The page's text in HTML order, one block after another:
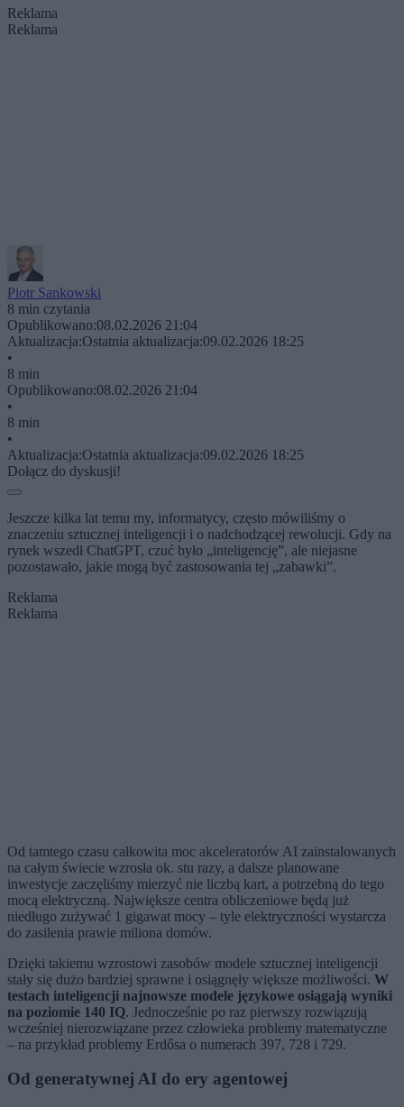
Reklama
Reklama
Piotr Sankowski
8 min czytania
Opublikowano:08.02.2026 21:04
Aktualizacja:Ostatnia aktualizacja:09.02.2026 18:25
•
8 min
Opublikowano:08.02.2026 21:04
•
8 min
•
Aktualizacja:Ostatnia aktualizacja:09.02.2026 18:25
Dołącz do dyskusji!
Jeszcze kilka lat temu my, informatycy, często mówiliśmy o
znaczeniu sztucznej inteligencji i o nadchodzącej rewolucji. Gdy na
rynek wszedł ChatGPT, czuć było „inteligencję”, ale niejasne
pozostawało, jakie mogą być zastosowania tej „zabawki”.
Reklama
Reklama
Od tamtego czasu całkowita moc akceleratorów AI zainstalowanych
na całym świecie wzrosła ok. stu razy, a dalsze planowane
inwestycje zaczęliśmy mierzyć nie liczbą kart, a potrzebną do tego
mocą elektryczną. Największe centra obliczeniowe będą już
niedługo zużywać 1 gigawat mocy – tyle elektryczności wystarcza
do zasilenia prawie miliona domów.
Dzięki takiemu wzrostowi zasobów modele sztucznej inteligencji
stały się dużo bardziej sprawne i osiągnęły większe możliwości. W
testach inteligencji najnowsze modele językowe osiągają wyniki
na poziomie 140 IQ. Jednocześnie po raz pierwszy rozwiązują
wcześniej nierozwiązane przez człowieka problemy matematyczne
– na przykład problemy Erdősa o numerach 397, 728 i 729.
Od generatywnej AI do ery agentowej